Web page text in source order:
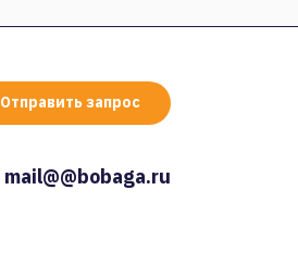
Отправить запрос
mail@@bobaga.ru